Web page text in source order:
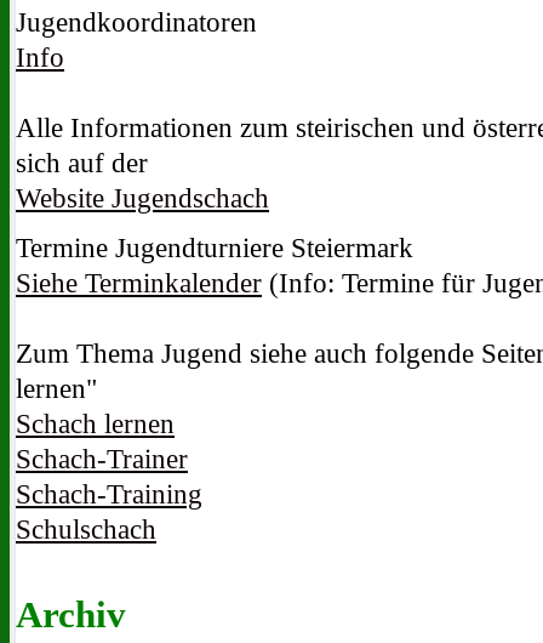
Jugendkoordinatoren
Info
Alle Informationen zum steirischen und
sich auf der
Website Jugendschach
Termine Jugendturniere Steiermark
Siehe Terminkalender (Info: Termine für
Zum Thema Jugend siehe auch folgende
lernen"
Schach lernen
Schach-Trainer
Schach-Training
Schulschach
Archiv